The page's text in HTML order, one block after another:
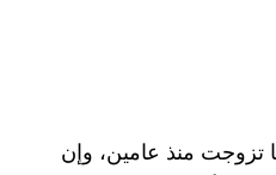
تزوجت منذ عامين، وإن